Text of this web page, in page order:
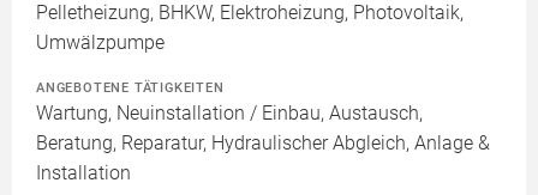
Pelletheizung, BHKW, Elektroheizung, Photovoltaik,
Umwälzpumpe
ANGEBOTENE TÄTIGKEITEN
Wartung, Neuinstallation / Einbau, Austausch,
Beratung, Reparatur, Hydraulischer Abgleich, Anlage &
Installation